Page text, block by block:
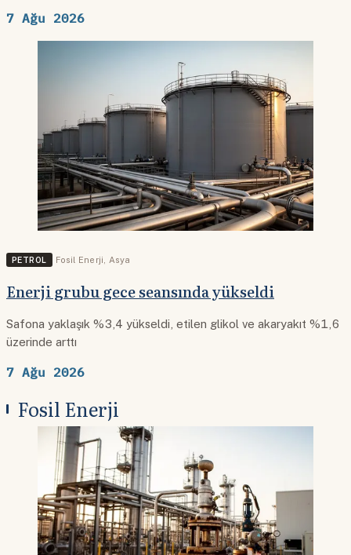
7 Ağu 2026
PETROL Fosil Enerji Asya
Enerji grubu gece seansında yükseldi
Safona yaklaşık %3,4 yükseldi, etilen glikol ve akaryakıt %1,6
üzerinde arttı
7 Ağu 2026
Fosil Enerji